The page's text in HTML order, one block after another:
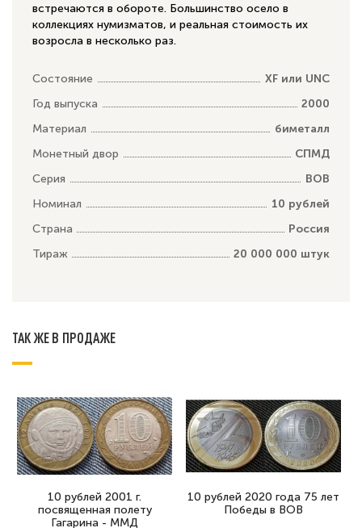
встречаются в обороте. Большинство осело в
коллекциях нумизматов, и реальная стоимость их
возросла в несколько раз.
Состояние
XF или UNC
Год выпуска
2000
Материал
биметалл
Монетный двор
СПМД
Серия
ВОВ
Номинал
10 рублей
Страна
Россия
Тираж
20 000 000 штук
ТАК ЖЕ В ПРОДАЖЕ
10 рублей 2001 г.
посвященная полету
Гагарина - ММД
10 рублей 2020 года 75 лет
Победы в ВОВ